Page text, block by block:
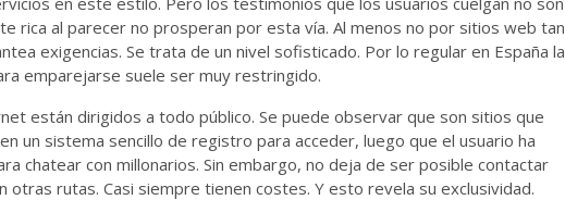
rica al parecer no prosperan por esta vía. Al menos no por sitios web tan
exigencias. Se trata de un nivel sofisticado. Por lo regular en España la
emparejarse suele ser muy restringido.
están dirigidos a todo público. Se puede observar que son sitios que
un sistema sencillo de registro para acceder, luego que el usuario ha
chatear con millonarios. Sin embargo, no deja de ser posible contactar
otras rutas. Casi siempre tienen costes. Y esto revela su exclusividad.